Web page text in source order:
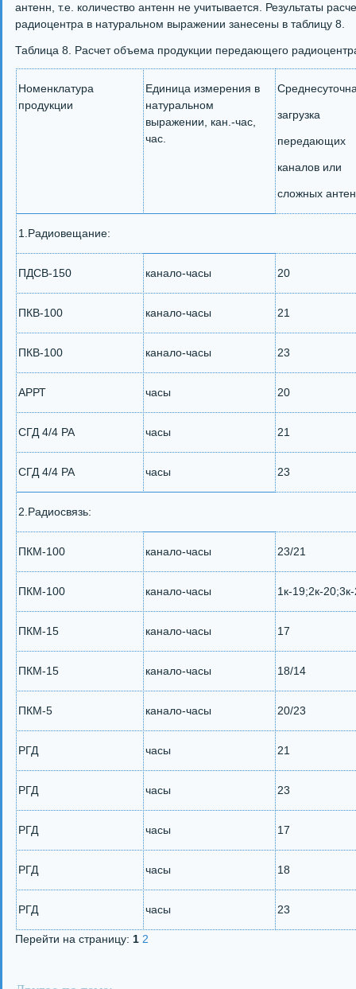
антенн, т.е. количество антенн не учитывается. Результаты
радиоцентра в натуральном выражении занесены в таблицу 8.
Таблица 8. Расчет объема продукции передающего
Номенклатура
продукции
Единица измерения в
натуральном
выражении, кан.-час,
час.
загрузка
передающих
каналов или
сложных
1.Радиовещание:
ПДСВ-150 канало-часы 20
ПКВ-100 канало-часы 21
ПКВ-100 канало-часы 23
АРРТ часы 20
СГД 4/4 РА часы 21
СГД 4/4 РА часы 23
2.Радиосвязь:
ПКМ-100 канало-часы 23/21
ПКМ-100 канало-часы 1к-19;2к-
ПКМ-15 канало-часы 17
ПКМ-15 канало-часы 18/14
ПКМ-5 канало-часы 20/23
РГД часы 21
РГД часы 23
РГД часы 17
РГД часы 18
РГД часы 23
Перейти на страницу: 1 2